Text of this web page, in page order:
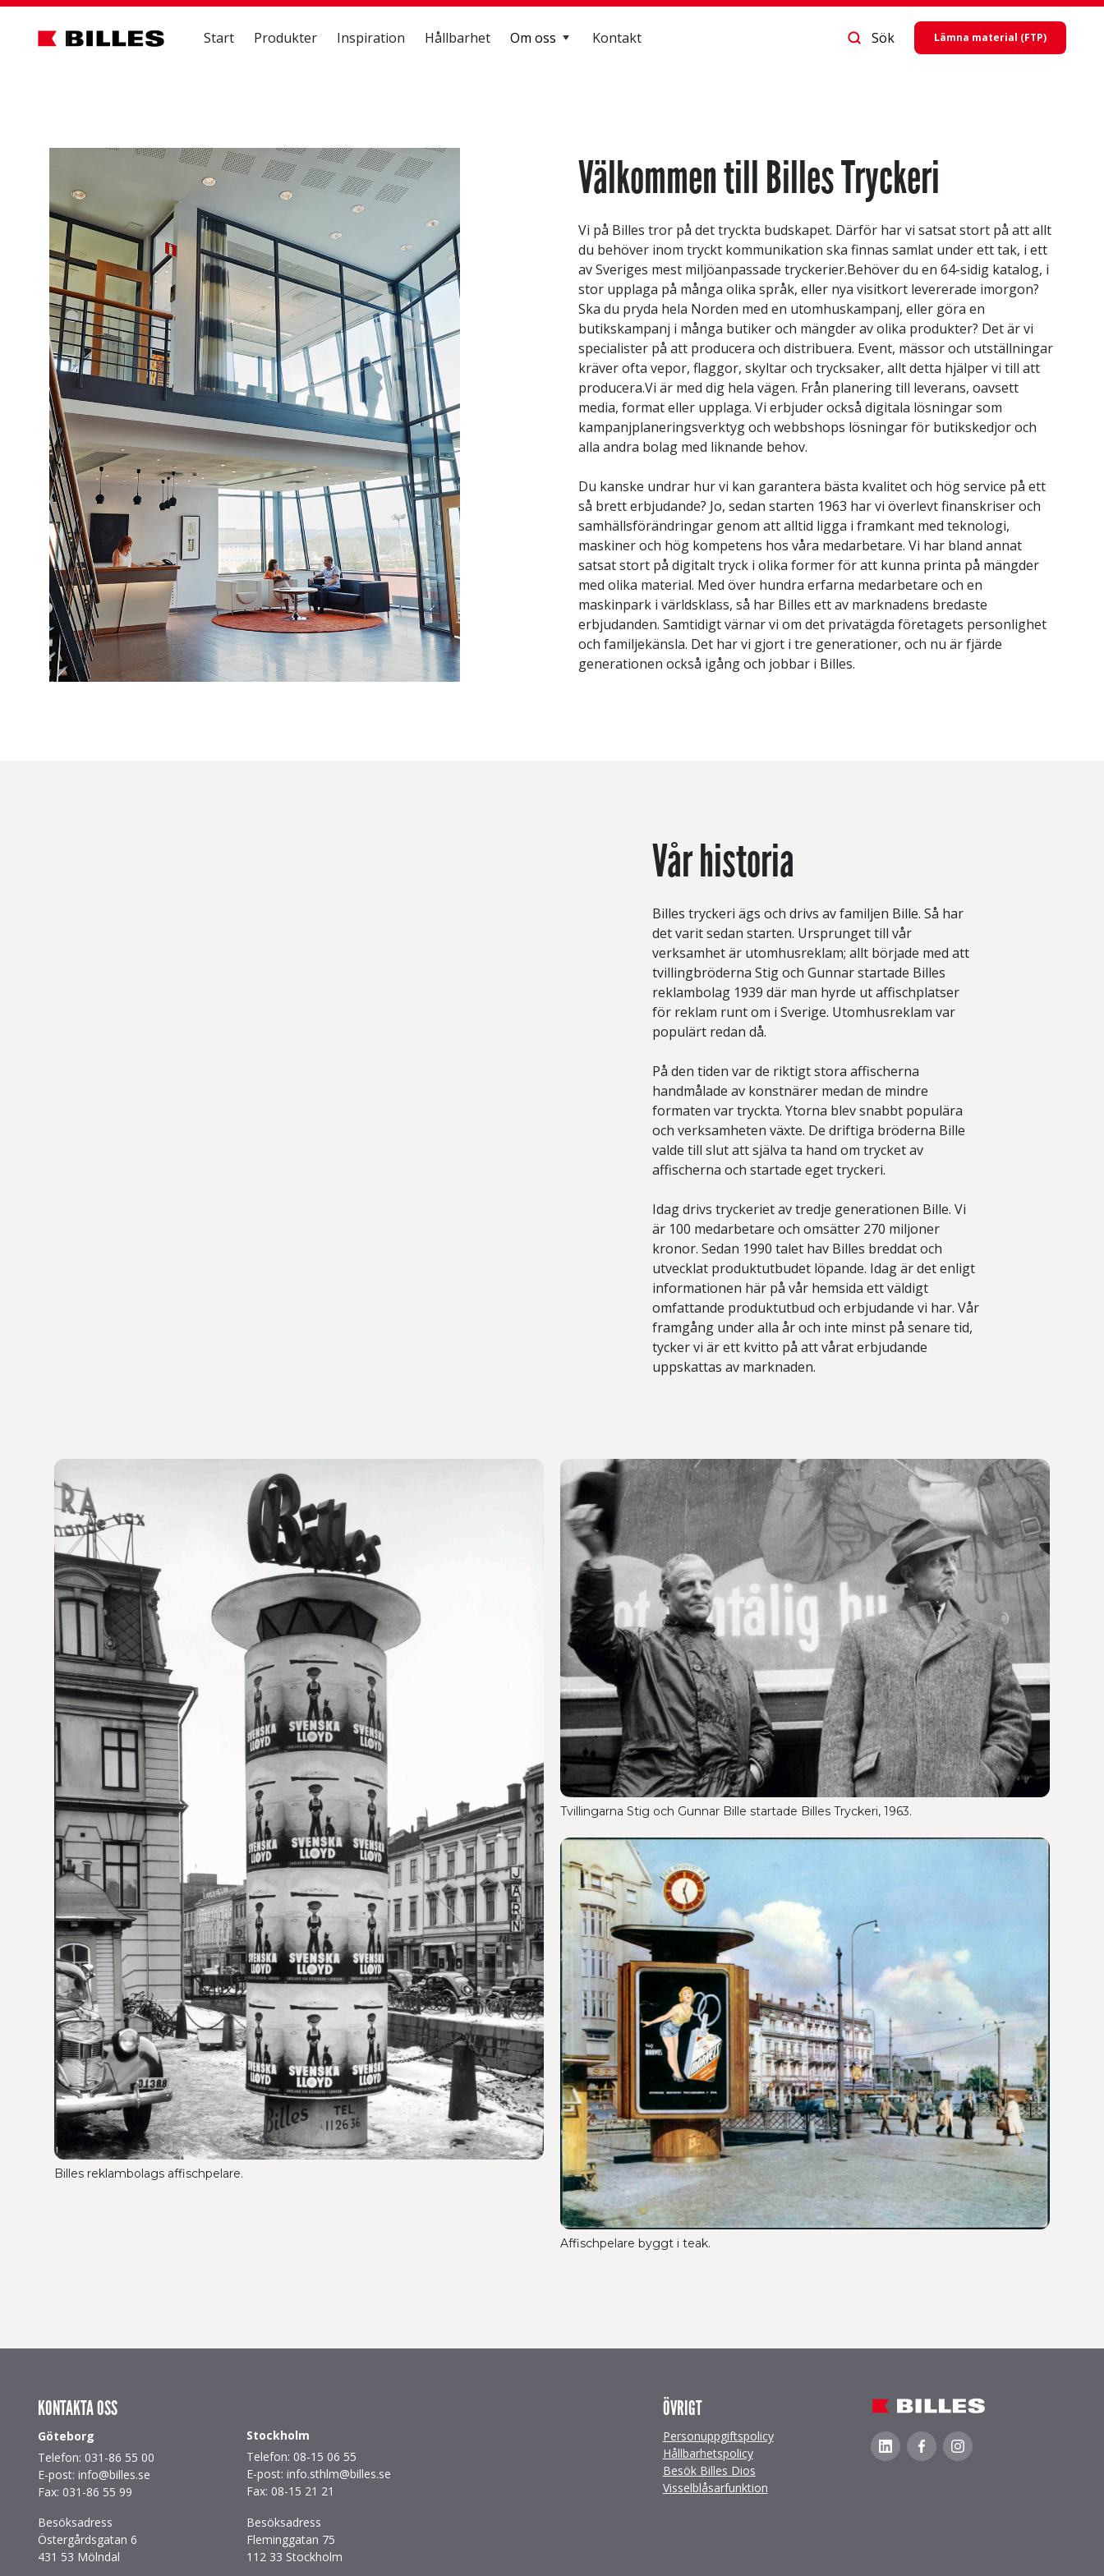
Start Produkter Inspiration Hållbarhet Om oss Kontakt Sök Lämna material (FTP)
Välkommen till Billes Tryckeri
Vi på Billes tror på det tryckta budskapet. Därför har vi satsat stort på att allt
du behöver inom tryckt kommunikation ska finnas samlat under ett tak, i ett
av Sveriges mest miljöanpassade tryckerier.Behöver du en 64-sidig katalog, i
stor upplaga på många olika språk, eller nya visitkort levererade imorgon?
Ska du pryda hela Norden med en utomhuskampanj, eller göra en
butikskampanj i många butiker och mängder av olika produkter? Det är vi
specialister på att producera och distribuera. Event, mässor och utställningar
kräver ofta vepor, flaggor, skyltar och trycksaker, allt detta hjälper vi till att
producera.Vi är med dig hela vägen. Från planering till leverans, oavsett
media, format eller upplaga. Vi erbjuder också digitala lösningar som
kampanjplaneringsverktyg och webbshops lösningar för butikskedjor och
alla andra bolag med liknande behov.
Du kanske undrar hur vi kan garantera bästa kvalitet och hög service på ett
så brett erbjudande? Jo, sedan starten 1963 har vi överlevt finanskriser och
samhällsförändringar genom att alltid ligga i framkant med teknologi,
maskiner och hög kompetens hos våra medarbetare. Vi har bland annat
satsat stort på digitalt tryck i olika former för att kunna printa på mängder
med olika material. Med över hundra erfarna medarbetare och en
maskinpark i världsklass, så har Billes ett av marknadens bredaste
erbjudanden. Samtidigt värnar vi om det privatägda företagets personlighet
och familjekänsla. Det har vi gjort i tre generationer, och nu är fjärde
generationen också igång och jobbar i Billes.
Vår historia
Billes tryckeri ägs och drivs av familjen Bille. Så har
det varit sedan starten. Ursprunget till vår
verksamhet är utomhusreklam; allt började med att
tvillingbröderna Stig och Gunnar startade Billes
reklambolag 1939 där man hyrde ut affischplatser
för reklam runt om i Sverige. Utomhusreklam var
populärt redan då.
På den tiden var de riktigt stora affischerna
handmålade av konstnärer medan de mindre
formaten var tryckta. Ytorna blev snabbt populära
och verksamheten växte. De driftiga bröderna Bille
valde till slut att själva ta hand om trycket av
affischerna och startade eget tryckeri.
Idag drivs tryckeriet av tredje generationen Bille. Vi
är 100 medarbetare och omsätter 270 miljoner
kronor. Sedan 1990 talet hav Billes breddat och
utvecklat produktutbudet löpande. Idag är det enligt
informationen här på vår hemsida ett väldigt
omfattande produktutbud och erbjudande vi har. Vår
framgång under alla år och inte minst på senare tid,
tycker vi är ett kvitto på att vårat erbjudande
uppskattas av marknaden.
Billes reklambolags affischpelare.
Tvillingarna Stig och Gunnar Bille startade Billes Tryckeri, 1963.
Affischpelare byggt i teak.
KONTAKTA OSS
Göteborg
Telefon: 031-86 55 00
E-post: info@billes.se
Fax: 031-86 55 99
Stockholm
Telefon: 08-15 06 55
E-post: info.sthlm@billes.se
Fax: 08-15 21 21
ÖVRIGT
Personuppgiftspolicy
Hållbarhetspolicy
Besök Billes Dios
Visselblåsarfunktion
Besöksadress
Östergårdsgatan 6
431 53 Mölndal
Besöksadress
Fleminggatan 75
112 33 Stockholm